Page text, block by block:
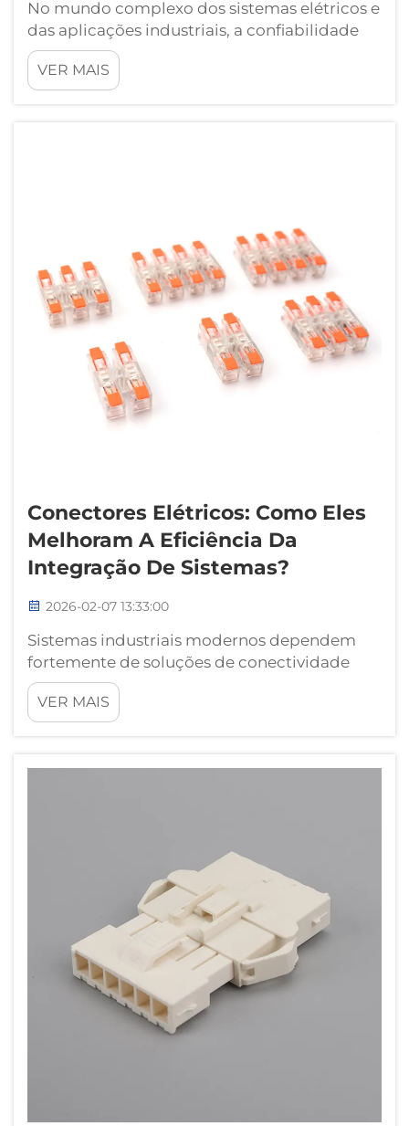
No mundo complexo dos sistemas elétricos e
das aplicações industriais, a confiabilidade
das conexões pode determinar o sucesso ou
o fracasso de operações inteiras. Os
conectores de terminal atuam como ponte
VER MAIS
Conectores Elétricos: Como Eles
Melhoram A Eficiência Da
Integração De Sistemas?
2026-02-07 13:33:00
Sistemas industriais modernos dependem
fortemente de soluções de conectividade
eficientes para garantir desempenho e
confiabilidade ideais. Os conectores elétricos
atuam como a espinha dorsal da integração
perfeita entre os componentes, ao mesmo
VER MAIS